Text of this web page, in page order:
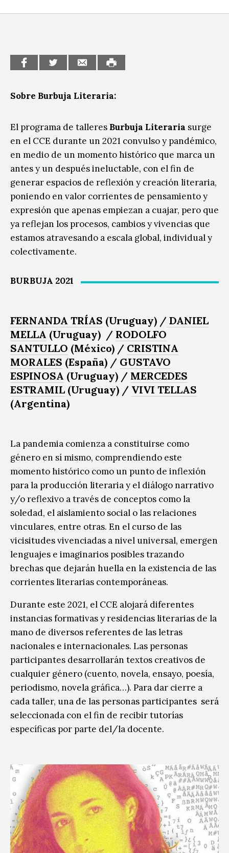
CCE en el interior/libros
Exposiciones
Género y Diversidad
Infantil y Juvenil
Medio Ambiente
Música
Sin categoría
Sobre Burbuja Literaria:
El programa de talleres Burbuja Literaria surge
en el CCE durante un 2021 convulso y pandémico,
en medio de un momento histórico que marca un
antes y un después ineluctable, con el fin de
generar espacios de reflexión y creación literaria,
poniendo en valor corrientes de pensamiento y
expresión que apenas empiezan a cuajar, pero que
ya reflejan los procesos, cambios y vivencias que
estamos atravesando a escala global, individual y
colectivamente.
BURBUJA 2021
FERNANDA TRÍAS (Uruguay) / DANIEL
MELLA (Uruguay) / RODOLFO
SANTULLO (México) / CRISTINA
MORALES (España) / GUSTAVO
ESPINOSA (Uruguay) / MERCEDES
ESTRAMIL (Uruguay) / VIVI TELLAS
(Argentina)
La pandemia comienza a constituirse como
género en sí mismo, comprendiendo este
momento histórico como un punto de inflexión
para la producción literaria y el diálogo narrativo
y/o reflexivo a través de conceptos como la
soledad, el aislamiento social o las relaciones
vinculares, entre otras. En el curso de las
vicisitudes vivenciadas a nivel universal, emergen
lenguajes e imaginarios posibles trazando
brechas que dejarán huella en la existencia de las
corrientes literarias contemporáneas.
Durante este 2021, el CCE alojará diferentes
instancias formativas y residencias literarias de la
mano de diversos referentes de las letras
nacionales e internacionales. Las personas
participantes desarrollarán textos creativos de
cualquier género (cuento, novela, ensayo, poesía,
periodismo, novela gráfica…). Para dar cierre a
cada taller, una de las personas participantes será
seleccionada con el fin de recibir tutorías
específicas por parte del/la docente.